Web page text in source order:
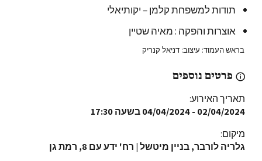
תודות למשפחת קלמן – יקותיאלי
אוצרות והפקה : מאיה שטיין
בראש העמוד: עיצוב: דניאל קנריק
פרטים נוספים
תאריך האירוע:
02/04/2024
-
04/04/2024בשעה 17:30
מיקום:
גלריה לורבר, בניין מיטשל | רח' ידע עם 8, רמת גן